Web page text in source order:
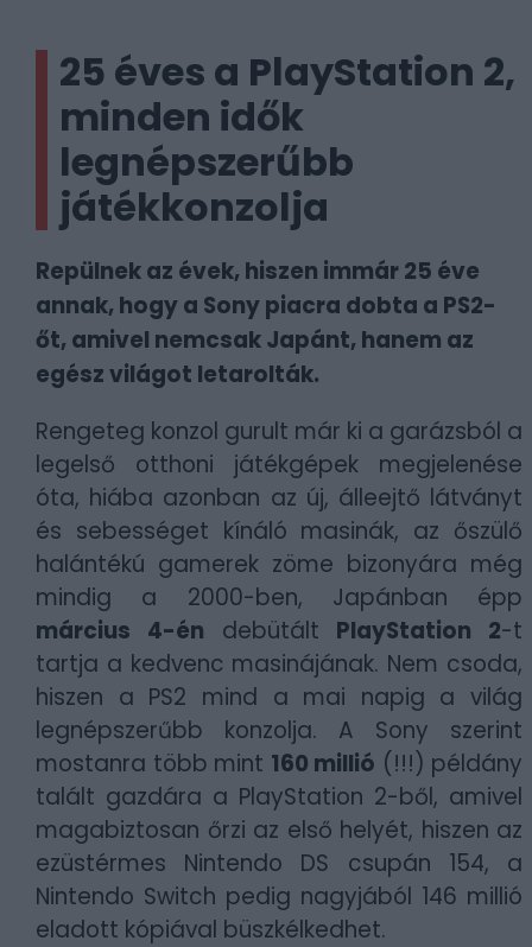
25 éves a PlayStation 2,
minden idők
legnépszerűbb
játékkonzolja
Repülnek az évek, hiszen immár 25 éve
annak, hogy a Sony piacra dobta a PS2-
őt, amivel nemcsak Japánt, hanem az
egész világot letarolták.
Rengeteg konzol gurult már ki a garázsból a
legelső otthoni játékgépek megjelenése
óta, hiába azonban az új, álleejtő látványt
és sebességet kínáló masinák, az őszülő
halántékú gamerek zöme bizonyára még
mindig a 2000-ben, Japánban épp
március 4-én debütált PlayStation 2-t
tartja a kedvenc masinájának. Nem csoda,
hiszen a PS2 mind a mai napig a világ
legnépszerűbb konzolja. A Sony szerint
mostanra több mint 160 millió (!!!) példány
talált gazdára a PlayStation 2-ből, amivel
magabiztosan őrzi az első helyét, hiszen az
ezüstérmes Nintendo DS csupán 154, a
Nintendo Switch pedig nagyjából 146 millió
eladott kópiával büszkélkedhet.